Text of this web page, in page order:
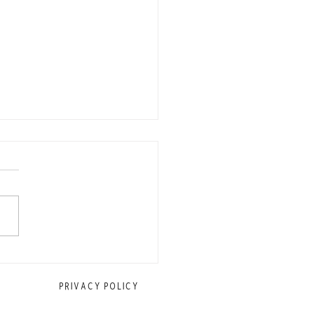
PRIVACY POLICY